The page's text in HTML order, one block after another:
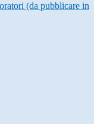
(da pubblicare in